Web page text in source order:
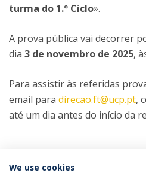
turma do 1.º Ciclo».
A prova pública vai decorrer
dia 3 de novembro de 2025,
Para assistir às referidas
email para direcao.ft@ucp.pt,
até um dia antes do início da
Mestrado em Ciências Religiosas
We use cookies